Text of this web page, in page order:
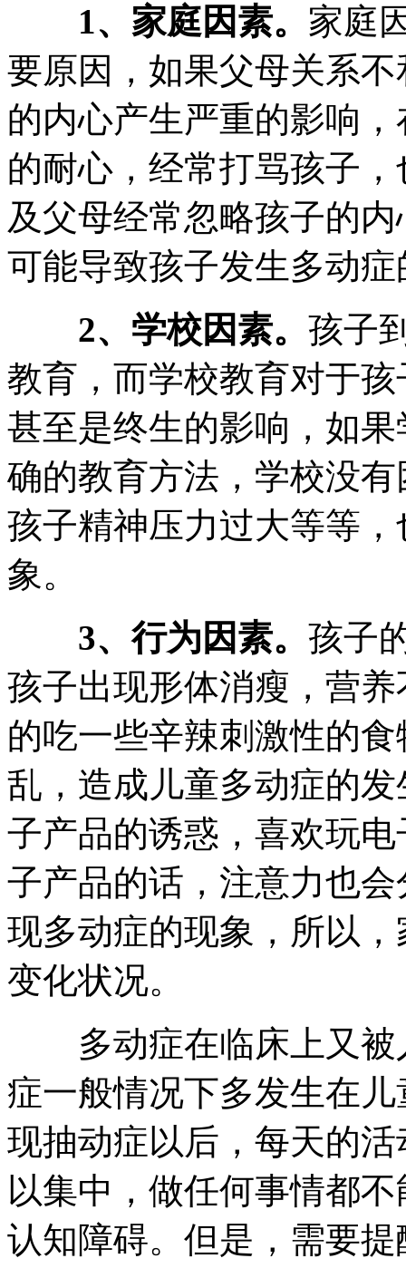
1、家庭因素。 家庭
要原因，如果父母关系
的内心产生严重的影响
的耐心，经常打骂孩子
及父母经常忽略孩子的
可能导致孩子发生多动
2、学校因素。 孩子
教育，而学校教育对于
甚至是终生的影响，如
确的教育方法，学校没
孩子精神压力过大等等
象。
3、行为因素。 孩子
孩子出现形体消瘦，营
的吃一些辛辣刺激性的
乱，造成儿童多动症的
子产品的诱惑，喜欢玩
子产品的话，注意力也
现多动症的现象，所以
变化状况。
多动症在临床上又被
症一般情况下多发生在
现抽动症以后，每天的
以集中，做任何事情都
认知障碍。但是，需要